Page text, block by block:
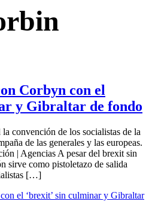
Corbyn con el
y Gibraltar de fondo
convención de los socialistas de la
de las generales y las europeas.
| Agencias A pesar del brexit sin
sirve como pistoletazo de salida
[…]
el ‘brexit’ sin culminar y Gibraltar